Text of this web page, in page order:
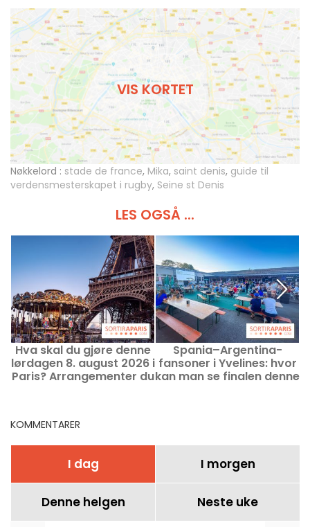
VIS KORTET
Nøkkelord : stade de france, Mika, saint denis, guide til
verdensmesterskapet i rugby, Seine st Denis
LES OGSÅ ...
Hva skal du gjøre denne
lørdagen 8. august 2026 i
Paris? Arrangementer du
Spania–Argentina-
fansoner i Yvelines: hvor
kan man se finalen denne
KOMMENTARER
I dag I morgen
Denne helgen Neste uke